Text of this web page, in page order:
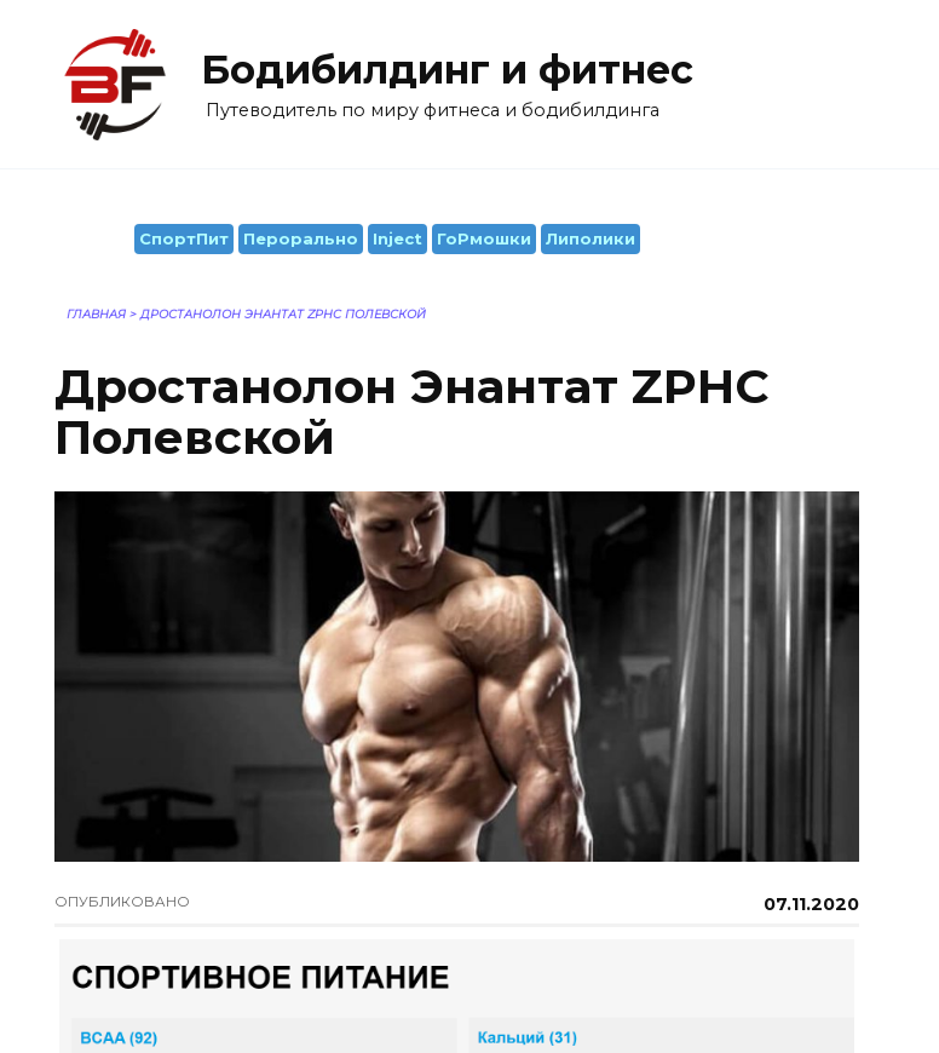
содержанию
Бодибилдинг и фитнес
Путеводитель по миру фитнеса и бодибилдинга
СпортПит Перорально Inject ГоРмошки Липолики
ГЛАВНАЯ > ДРОСТАНОЛОН ЭНАНТАТ ZPHC ПОЛЕВСКОЙ
Дростанолон Энантат ZPHC
Полевской
ОПУБЛИКОВАНО 07.11.2020